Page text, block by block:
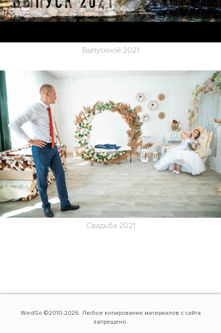
Выпускной 2021
Свадьба 2021
WedGo ©2010-2026. Любое копирование материалов с сайта
запрещено.